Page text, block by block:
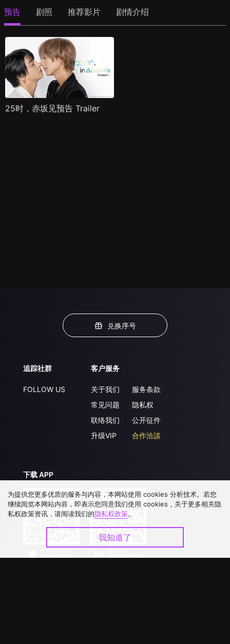
预告 剧照 推荐影片 剧情介绍
25时，赤坂见预告 Trailer
兑换序号
追踪社群
FOLLOW US
客户服务
关于我们
常见问题
联络我们
升级VIP
服务条款
隐私权
公开征件
合作洽談
下载 APP
为提供您更多优质的服务与内容，本网站使用 cookies 分析技术。若您
继续阅览本网站内容，即表示您同意我们使用 cookies，关于更多相关隐
私权政策资讯，请阅读我们的隐私权政策。
我知道了